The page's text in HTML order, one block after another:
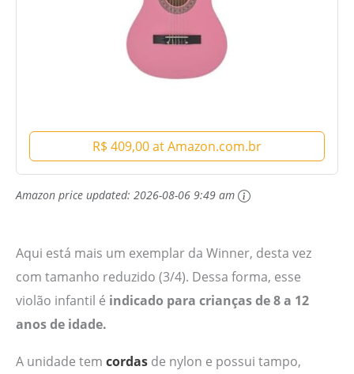
R$ 409,00 at Amazon.com.br
Amazon price updated: 2026-08-06 9:49 am
Aqui está mais um exemplar da Winner, desta vez
com tamanho reduzido (3/4). Dessa forma, esse
violão infantil é indicado para crianças de 8 a 12
anos de idade.
A unidade tem cordas de nylon e possui tampo,